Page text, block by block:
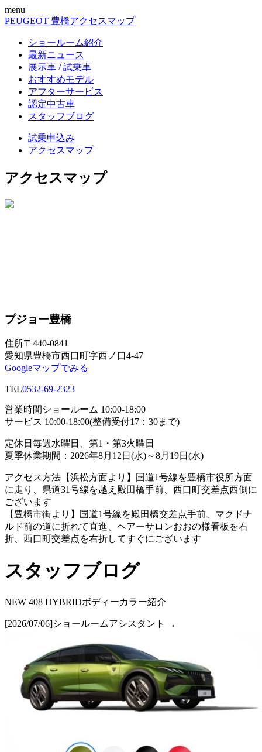
menu
PEUGEOT 豊橋アクセスマップ
ショールーム紹介
最新ニュース
展示車 / 試乗車
おすすめモデル
アフターサービス
認定中古車
スタッフブログ
試乗申込み
アクセスマップ
アクセスマップ
プジョー豊橋
住所〒440-0841
愛知県豊橋市西口町字西ノ口4-47
Googleマップでみる
TEL0532-69-2323
営業時間 ショールーム 10:00-18:00
サービス 10:00-18:00(整備受付17：30まで)
定休日 毎週水曜日、第1・第3火曜日
夏季休業期間：2026年8月12日(水)～8月19日(水)
アクセス方法 【浜松方面より】国道1号線を豊橋市役所方面
に走り、県道31号線を越え殿田橋手前、西口町交差点西側に
ございます
【豊橋市街より】国道1号線を殿田橋交差点手前、マクドナ
ルド前の道に折れて直進、ヘアーサロンおおの様看板を右
折、西口町交差点を右折してすぐにございます
スタッフブログ
NEW 408 HYBRIDボディーカラー紹介
[2026/07/06]ショールームアシスタント .